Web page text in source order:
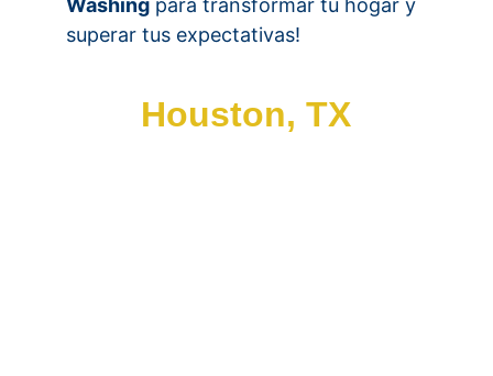
Washing para transformar tu hogar y
superar tus expectativas!
Houston, TX